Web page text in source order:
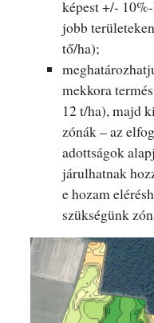
képest +/-
jobb
tő/ha);
mekkora
12 t/ha), majd
zónák – az
adottságok
járulhatnak
e hozam
szükségünk